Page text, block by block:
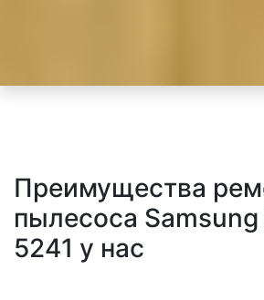
Преимущества
пылесоса
5241 у нас